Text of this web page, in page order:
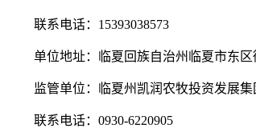
联系电话： 15393038573
单位地址：临夏回族自治州临夏市东
监管单位：临夏州凯润农牧投资发展集
联系电话：0930-6220905